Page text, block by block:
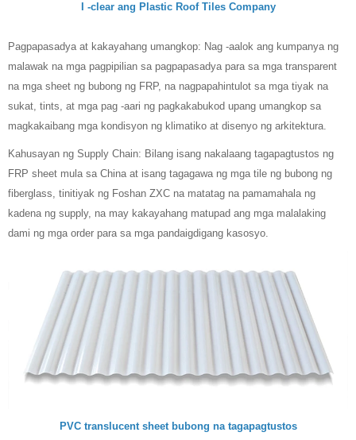
I -clear ang Plastic Roof Tiles Company
Pagpapasadya at kakayahang umangkop: Nag -aalok ang kumpanya ng
malawak na mga pagpipilian sa pagpapasadya para sa mga transparent
na mga sheet ng bubong ng FRP, na nagpapahintulot sa mga tiyak na
sukat, tints, at mga pag -aari ng pagkakabukod upang umangkop sa
magkakaibang mga kondisyon ng klimatiko at disenyo ng arkitektura.
Kahusayan ng Supply Chain: Bilang isang nakalaang tagapagtustos ng
FRP sheet mula sa China at isang tagagawa ng mga tile ng bubong ng
fiberglass, tinitiyak ng Foshan ZXC na matatag na pamamahala ng
kadena ng supply, na may kakayahang matupad ang mga malalaking
dami ng mga order para sa mga pandaigdigang kasosyo.
PVC translucent sheet bubong na tagapagtustos